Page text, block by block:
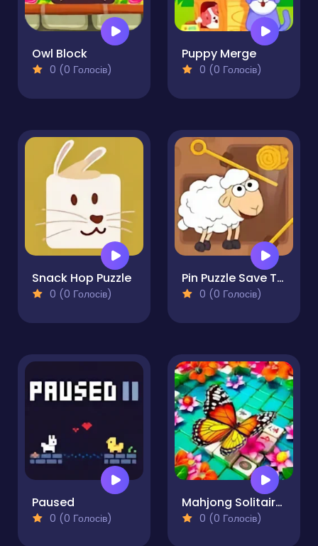
Owl Block
0 (0 Голосів)
Puppy Merge
0 (0 Голосів)
Snack Hop Puzzle
0 (0 Голосів)
Pin Puzzle Save The Sheep
0 (0 Голосів)
Paused
0 (0 Голосів)
Mahjong Solitaire - Butterfly Connect
0 (0 Голосів)